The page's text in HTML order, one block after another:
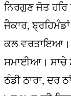
ਨਿਰਗੁਣ ਜੋਤ ਹਰਿ
ਜੈਕਾਰ,
ਕਲ ਵਰਤਾਇਆ।
ਸਮਾਈਆ। ਸਾਚੇ
ਠੰਡੀ ਠਾਰਾ,